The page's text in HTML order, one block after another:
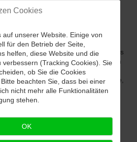
Verweisen auf fremde Webseiten
des Verantwortungsbereiches des
Haftungsverpflichtung ausschließlich
in dem der Autor von den Inhalten
möglich und zumutbar wäre,
Inhalte zu verhindern.
dass zum Zeitpunkt der
Inhalte auf den zu verlinkenden
Auf die aktuelle und zukünftige
die Urheberschaft der
hat der Autor keinerlei Einfluss.
Cookies
auf unserer Website. Einige von
für den Betrieb der Seite,
helfen, diese Website und die
verbessern (Tracking Cookies). Sie
ob Sie die Cookies
beachten Sie, dass bei einer
nicht mehr alle Funktionalitäten
stehen.
OK